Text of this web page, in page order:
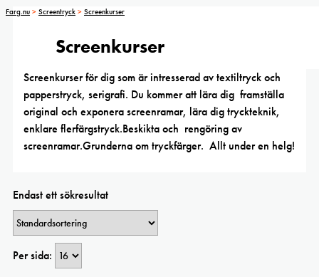
Farg.nu > Screentryck > Screenkurser
Screenkurser
Screenkurser för dig som är intresserad av textiltryck och
papperstryck, serigrafi. Du kommer att lära dig framställa
original och exponera screenramar, lära dig tryckteknik,
enklare flerfärgstryck.Beskikta och rengöring av
screenramar.Grunderna om tryckfärger. Allt under en helg!
Endast ett sökresultat
Per sida: